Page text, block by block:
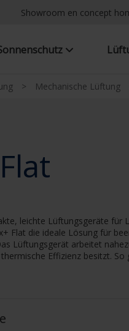
Showroom en concept
> Mechanische Lüftung
leichte Lüftungsgeräte für
Flat die ideale Lösung für
Lüftungsgerät arbeitet
Effizienz besitzt.